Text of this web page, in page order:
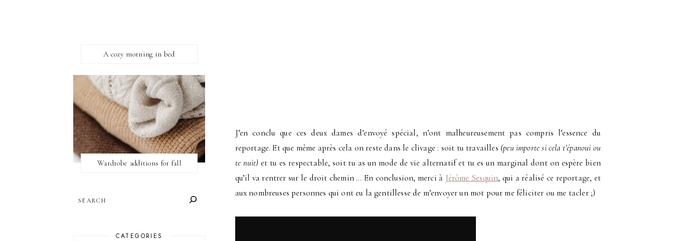
J’en conclu que ces deux dames d’envoyé spécial, n’ont malheureusement pas compris l’essence du
reportage. Et que même après cela on reste dans le clivage : soit tu travailles (peu importe si cela t’épanoui ou
te nuit) et tu es respectable, soit tu as un mode de vie alternatif et tu es un marginal dont on espère bien
qu’il va rentrer sur le droit chemin … En conclusion, merci à Jérôme Sesquin, qui a réalisé ce reportage, et
aux nombreuses personnes qui ont eu la gentillesse de m’envoyer un mot pour me féliciter ou me tacler ;)
A cozy morning in bed
Wardrobe additions for fall
CATEGORIES